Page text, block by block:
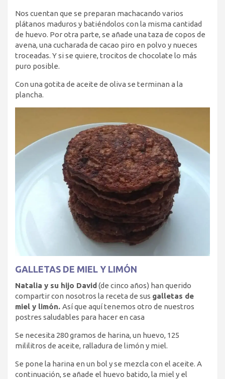
Nos cuentan que se preparan machacando varios
plátanos maduros y batiéndolos con la misma cantidad
de huevo. Por otra parte, se añade una taza de copos de
avena, una cucharada de cacao piro en polvo y nueces
troceadas. Y si se quiere, trocitos de chocolate lo más
puro posible.
Con una gotita de aceite de oliva se terminan a la
plancha.
GALLETAS DE MIEL Y LIMÓN
Natalia y su hijo David(de cinco años) han querido
compartir con nosotros la receta de sus galletas de
miel y limón. Así que aquí tenemos otro de nuestros
postres saludables para hacer en casa
Se necesita 280 gramos de harina, un huevo, 125
mililitros de aceite, ralladura de limón y miel.
Se pone la harina en un bol y se mezcla con el aceite. A
continuación, se añade el huevo batido, la miel y el